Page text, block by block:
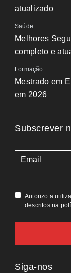
atualizado
Saúde
Melhores
completo e
Formação
Mestrado em
em 2026
Subscrever
(Obrigatório)
Autorizo a
descritos na
Siga-nos